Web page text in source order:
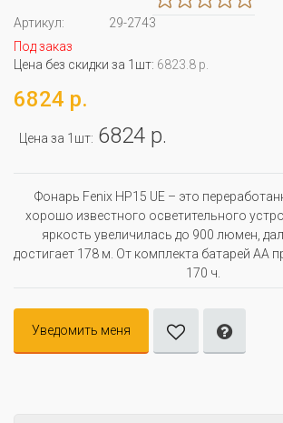
Артикул:
29-2743
Под заказ
Цена без скидки за 1шт: 6823.8 р.
6824 р.
Цена за 1шт: 6824 р.
Фонарь Fenix HP15 UE – это
хорошо известного осветительного
яркость увеличилась до 900 люмен,
достигает 178 м. От комплекта батарей АА
170 ч.
Уведомить меня